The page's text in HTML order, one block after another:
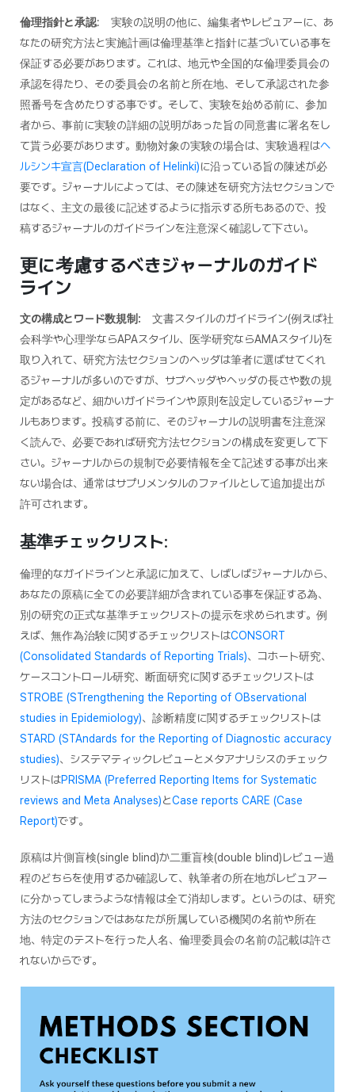
倫理指針と承認: 実験の説明の他に、編集者やレビュアーに、あ
なたの研究方法と実施計画は倫理基準と指針に基づいている事を
保証する必要があります。これは、地元や全国的な倫理委員会の
承認を得たり、その委員会の名前と所在地、そして承認された参
照番号を含めたりする事です。そして、実験を始める前に、参加
者から、事前に実験の詳細の説明があった旨の同意書に署名をし
て貰う必要があります。動物対象の実験の場合は、実験過程はヘ
ルシンキ宣言(Declaration of Helinki)に沿っている旨の陳述が必
要です。ジャーナルによっては、その陳述を研究方法セクションで
はなく、主文の最後に記述するように指示する所もあるので、投
稿するジャーナルのガイドラインを注意深く確認して下さい。
更に考慮するべきジャーナルのガイド
ライン
文の構成とワード数規制: 文書スタイルのガイドライン(例えば社
会科学や心理学ならAPAスタイル、医学研究ならAMAスタイル)を
取り入れて、研究方法セクションのヘッダは筆者に選ばせてくれ
るジャーナルが多いのですが、サブヘッダやヘッダの長さや数の規
定があるなど、細かいガイドラインや原則を設定しているジャーナ
ルもあります。投稿する前に、そのジャーナルの説明書を注意深
く読んで、必要であれば研究方法セクションの構成を変更して下
さい。ジャーナルからの規制で必要情報を全て記述する事が出来
ない場合は、通常はサプリメンタルのファイルとして追加提出が
許可されます。
基準チェックリスト:
倫理的なガイドラインと承認に加えて、しばしばジャーナルから、
あなたの原稿に全ての必要詳細が含まれている事を保証する為、
別の研究の正式な基準チェックリストの提示を求められます。例
えば、無作為治験に関するチェックリストはCONSORT
(Consolidated Standards of Reporting Trials)、コホート研究、
ケースコントロール研究、断面研究に関するチェックリストは
STROBE (STrengthening the Reporting of OBservational
studies in Epidemiology)、診断精度に関するチェックリストは
STARD (STAndards for the Reporting of Diagnostic accuracy
studies)、システマティックレビューとメタアナリシスのチェック
リストはPRISMA (Preferred Reporting Items for Systematic
reviews and Meta Analyses)とCase reports CARE (Case
Report)です。
原稿は片側盲検(single blind)か二重盲検(double blind)レビュー過
程のどちらを使用するか確認して、執筆者の所在地がレビュアー
に分かってしまうような情報は全て消却します。というのは、研究
方法のセクションではあなたが所属している機関の名前や所在
地、特定のテストを行った人名、倫理委員会の名前の記載は許さ
れないからです。